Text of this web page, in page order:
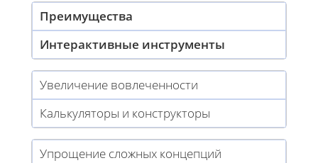
Преимущества
Интерактивные инструменты
Увеличение вовлеченности
Калькуляторы и конструкторы
Упрощение сложных концепций